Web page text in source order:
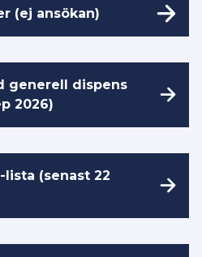
(ej ansökan)
generell dispens
2026)
lista (senast 22